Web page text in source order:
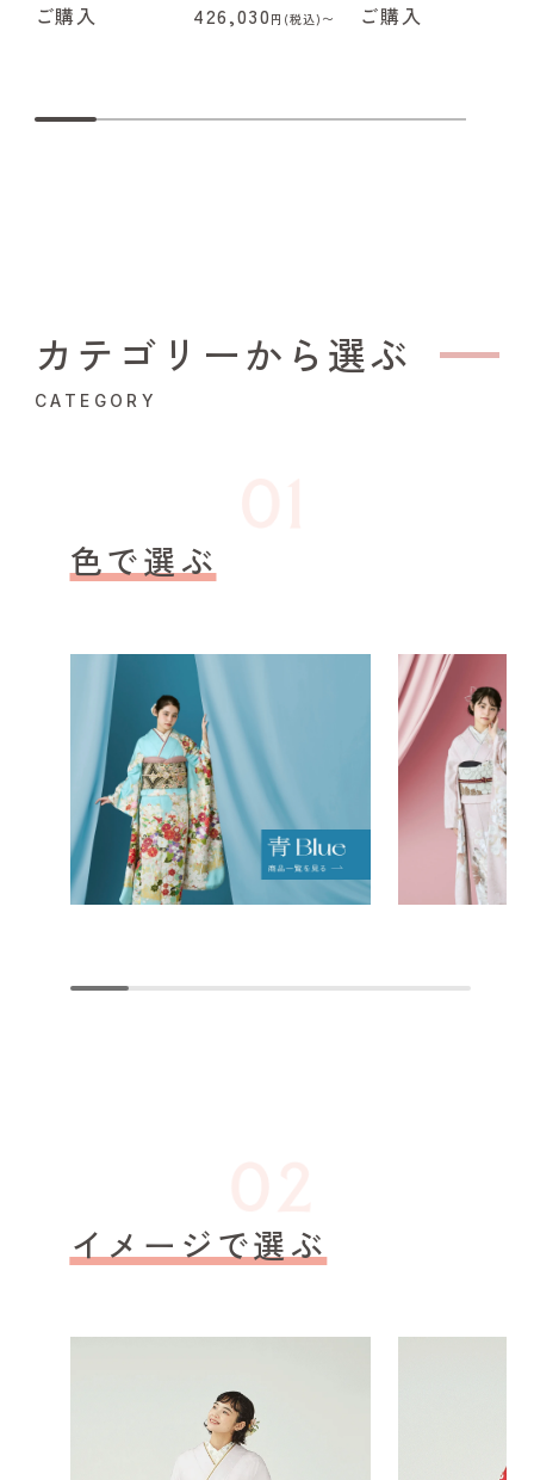
ご購入 426,030 円(税込)〜
ご購入
カテゴリーから選ぶ
CATEGORY
色で選ぶ
イメージで選ぶ